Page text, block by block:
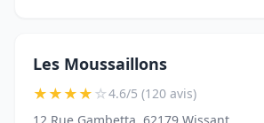
Les Moussaillons
★★★★☆4.6/5 (120 avis)